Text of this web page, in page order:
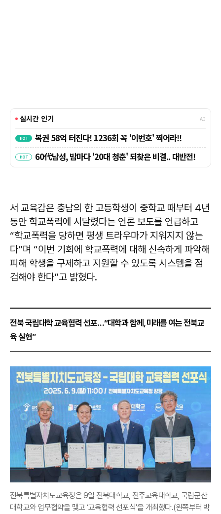
서 교육감은 충남의 한 고등학생이 중학교 때부터 4년
동안 학교폭력에 시달렸다는 언론 보도를 언급하고
“학교폭력을 당하면 평생 트라우마가 지워지지 않는
다”며 “이번 기회에 학교폭력에 대해 신속하게 파악해
피해 학생을 구제하고 지원할 수 있도록 시스템을 점
검해야 한다”고 밝혔다.
전북 국립대학 교육협력 선포…“대학과 함께, 미래를 여는 전북교
육 실현”
전북특별자치도교육청은 9일 전북대학교, 전주교육대학교, 국립군산
대학교와 업무협약을 맺고 ‘교육협력 선포식’을 개최했다.(왼쪽부터 박